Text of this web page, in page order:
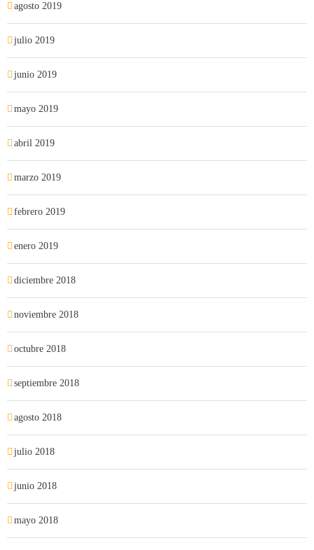
agosto 2019
julio 2019
junio 2019
mayo 2019
abril 2019
marzo 2019
febrero 2019
enero 2019
diciembre 2018
noviembre 2018
octubre 2018
septiembre 2018
agosto 2018
julio 2018
junio 2018
mayo 2018